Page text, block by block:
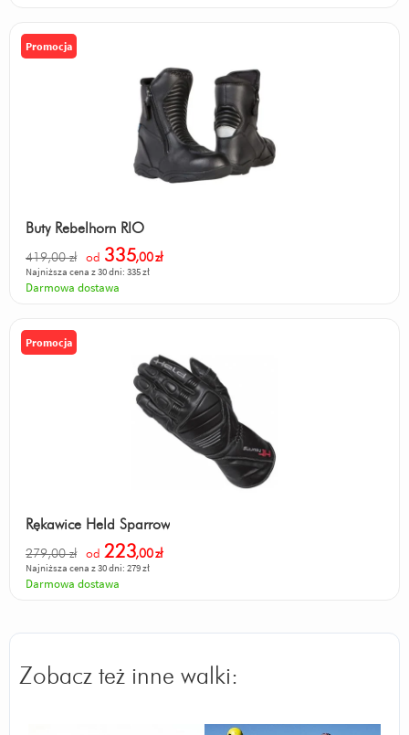
Promocja
Buty Rebelhorn RIO
419,00 zł od 335,00zł
Najniższa cena z 30 dni: 335 zł
Darmowa dostawa
Promocja
Rękawice Held Sparrow
279,00 zł od 223,00zł
Najniższa cena z 30 dni: 279 zł
Darmowa dostawa
Zobacz też inne walki: